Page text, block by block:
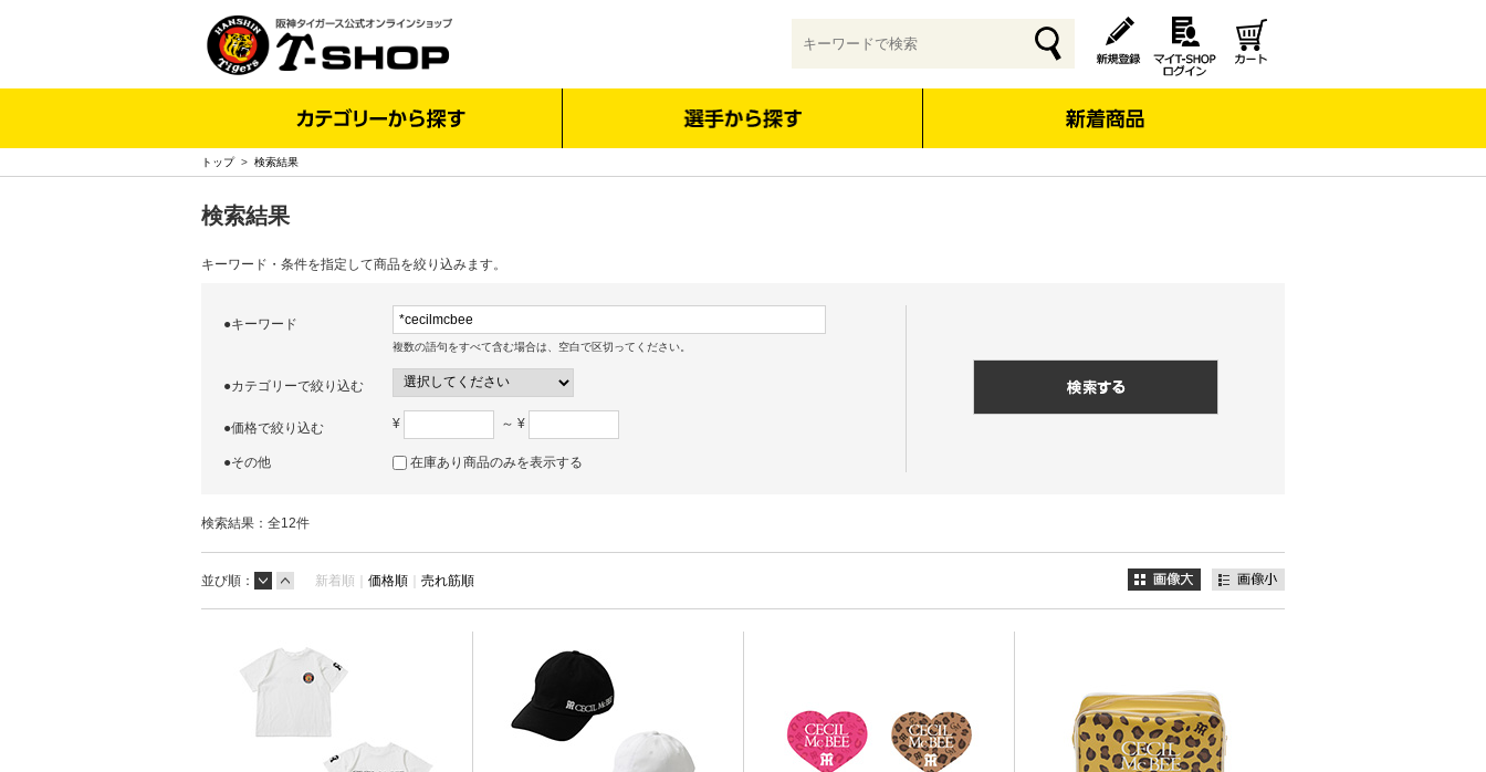
トップ> 検索結果
検索結果
キーワード・条件を指定して商品を絞り込みます。
●キーワード
複数の語句をすべて含む場合は、空白で区切ってください。
●カテゴリーで絞り込む
●価格で絞り込む ¥ ～ ¥
●その他 在庫あり商品のみを表示する
検索結果：全12件
並び順： 新着順｜ 価格順 ｜ 売れ筋順